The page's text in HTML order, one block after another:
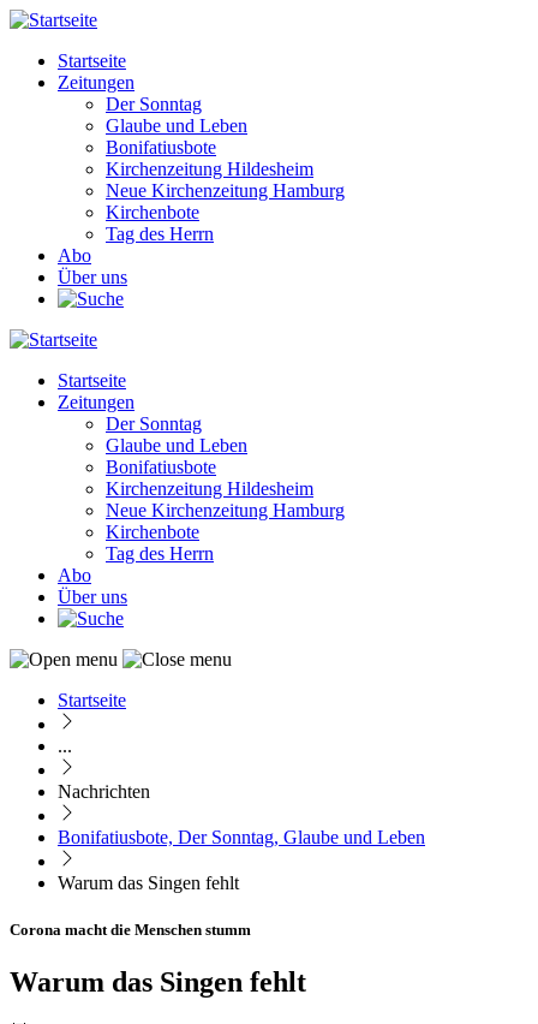
Direkt
Inhalt
Main
navigation
Startseite
Zeitungen
Der Sonntag
Glaube und Leben
Bonifatiusbote
Kirchenzeitung Hildesheim
Neue Kirchenzeitung Hamburg
Kirchenbote
Tag des Herrn
Abo
Über uns
Main
navigation
Startseite
Zeitungen
Der Sonntag
Glaube und Leben
Bonifatiusbote
Kirchenzeitung Hildesheim
Neue Kirchenzeitung Hamburg
Kirchenbote
Tag des Herrn
Abo
Über uns
Pfadnavigation
Startseite
...
Nachrichten
Bonifatiusbote, Der Sonntag, Glaube und Leben
Warum das Singen fehlt
Corona macht die Menschen stumm
Warum das Singen fehlt